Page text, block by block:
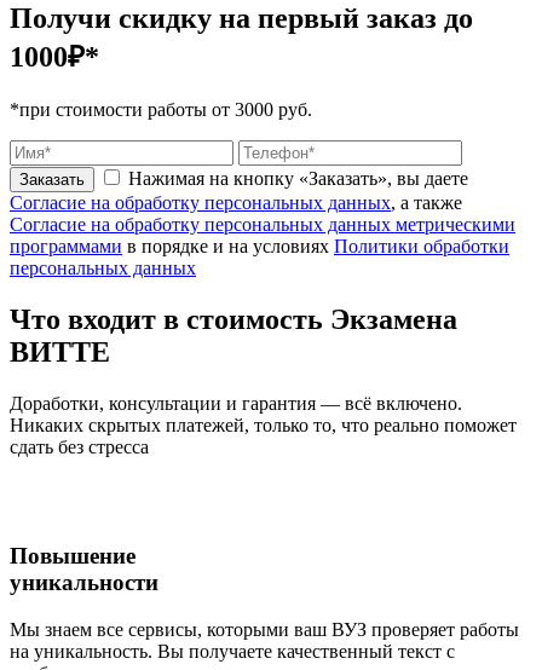
Получи скидку на первый заказ до
1000₽*
*при стоимости работы от 3000 руб.
Заказать
Нажимая на кнопку «Заказать», вы даете
Согласие на обработку персональных данных, а также
Согласие на обработку персональных данных метрическими
программами в порядке и на условиях Политики обработки
персональных данных
Что входит в стоимость Экзамена
ВИТТЕ
Доработки, консультации и гарантия — всё включено.
Никаких скрытых платежей, только то, что реально поможет
сдать без стресса
Повышение
уникальности
Мы знаем все сервисы, которыми ваш ВУЗ проверяет работы
на уникальность. Вы получаете качественный текст с